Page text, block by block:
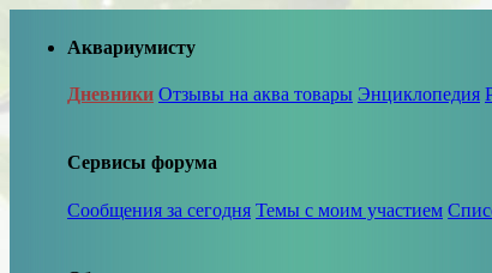
Аквариумисту
Дневники Отзывы на аква товары Энциклопедия
Сервисы форума
Сообщения за сегодня Темы с моим участием